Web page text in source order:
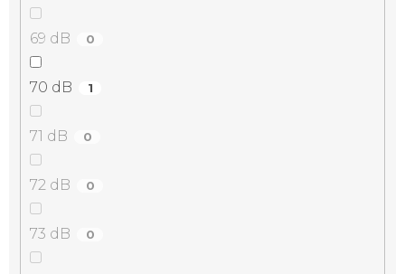
69 dB 0
70 dB 1
71 dB 0
72 dB 0
73 dB 0